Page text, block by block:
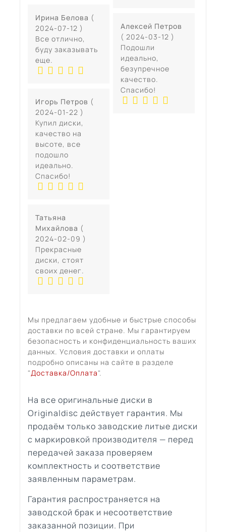
Ирина Белова (
2024-07-12 )
Все отлично,
буду заказывать
еще.
Игорь Петров (
2024-01-22 )
Купил диски,
качество на
высоте, все
подошло
идеально.
Спасибо!
Татьяна
Михайлова (
2024-02-09 )
Прекрасные
диски, стоят
своих денег.
Алексей Петров
( 2024-03-12 )
Подошли
идеально,
безупречное
качество.
Спасибо!
Мы предлагаем удобные и быстрые способы
доставки по всей стране. Мы гарантируем
безопасность и конфиденциальность ваших
данных. Условия доставки и оплаты
подробно описаны на сайте в разделе
"Доставка/Оплата".
На все оригинальные диски в
Originaldisc действует гарантия. Мы
продаём только заводские литые диски
с маркировкой производителя — перед
передачей заказа проверяем
комплектность и соответствие
заявленным параметрам.
Гарантия распространяется на
заводской брак и несоответствие
заказанной позиции. При